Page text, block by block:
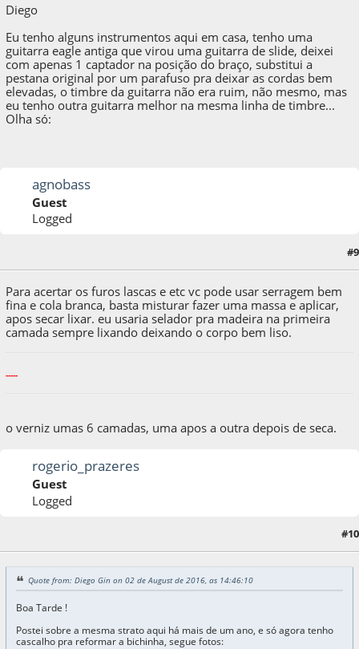
Diego
Eu tenho alguns instrumentos aqui em casa, tenho uma
guitarra eagle antiga que virou uma guitarra de slide, deixei
com apenas 1 captador na posição do braço, substitui a
pestana original por um parafuso pra deixar as cordas bem
elevadas, o timbre da guitarra não era ruim, não mesmo, mas
eu tenho outra guitarra melhor na mesma linha de timbre...
Olha só:
agnobass
Guest
Logged
: 08 de August de 2016, as 14:33:32 by#9
Para acertar os furos lascas e etc vc pode usar serragem bem
fina e cola branca, basta misturar fazer uma massa e aplicar,
apos secar lixar. eu usaria selador pra madeira na primeira
camada sempre lixando deixando o corpo bem liso.
-----
o verniz umas 6 camadas, uma apos a outra depois de seca.
rogerio_prazeres
Guest
Logged
: 25 de August de 2016, as 10:52:40 by#10
Quote from: Diego Gin on 02 de August de 2016, as 14:46:10
Boa Tarde !
Postei sobre a mesma strato aqui há mais de um ano, e só agora tenho
cascalho pra reformar a bichinha, segue fotos: